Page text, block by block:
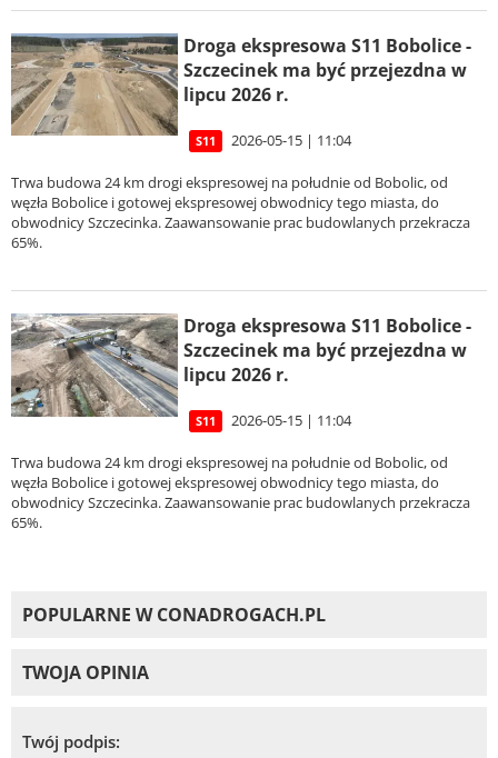
Droga ekspresowa S11 Bobolice -
Szczecinek ma być przejezdna w
lipcu 2026 r.
S11 2026-05-15 | 11:04
Trwa budowa 24 km drogi ekspresowej na południe od Bobolic, od
węzła Bobolice i gotowej ekspresowej obwodnicy tego miasta, do
obwodnicy Szczecinka. Zaawansowanie prac budowlanych przekracza
65%.
Droga ekspresowa S11 Bobolice -
Szczecinek ma być przejezdna w
lipcu 2026 r.
S11 2026-05-15 | 11:04
Trwa budowa 24 km drogi ekspresowej na południe od Bobolic, od
węzła Bobolice i gotowej ekspresowej obwodnicy tego miasta, do
obwodnicy Szczecinka. Zaawansowanie prac budowlanych przekracza
65%.
POPULARNE W CONADROGACH.PL
TWOJA OPINIA
Twój podpis: